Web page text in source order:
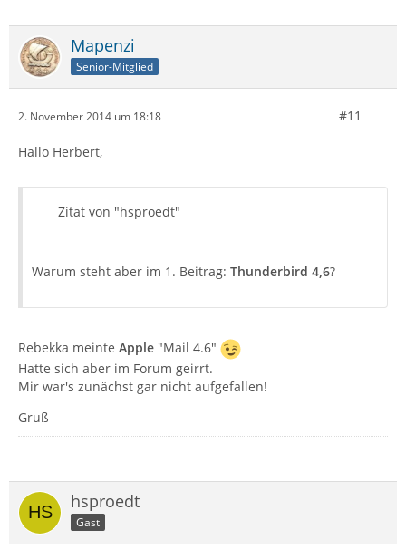
Mapenzi
Senior-Mitglied
2. November 2014 um 18:18 #11
Hallo Herbert,
Zitat von "hsproedt"
Warum steht aber im 1. Beitrag: Thunderbird 4,6?
Rebekka meinte Apple "Mail 4.6"
Hatte sich aber im Forum geirrt.
Mir war's zunächst gar nicht aufgefallen!
Gruß
hsproedt
Gast